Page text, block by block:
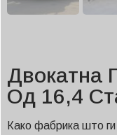
Двокатна
Од 16,4
Како фабрика што